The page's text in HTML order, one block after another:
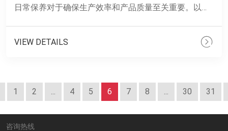
日常保养对于确保生产效率和产品质量至关重要。以下
VIEW DETAILS
1 2 ... 4 5 6 7 8 ... 30 31
咨询热线